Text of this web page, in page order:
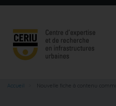
Aller
principal
Accueil Nouvelle fiche à contenu